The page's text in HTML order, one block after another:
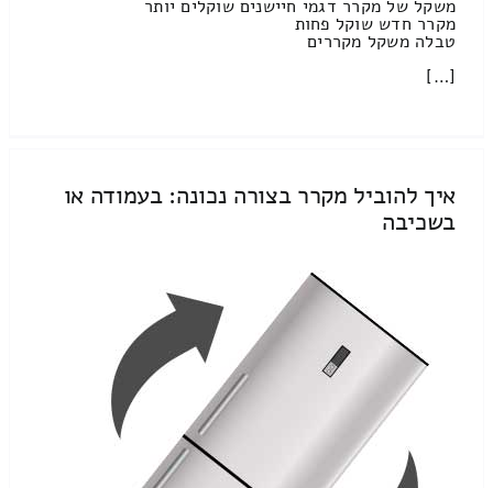
משקל של מקרר דגמי חיישנים שוקלים יותר
מקרר חדש שוקל פחות
טבלה משקל מקררים
[…]
איך להוביל מקרר בצורה נכונה: בעמודה או
בשכיבה